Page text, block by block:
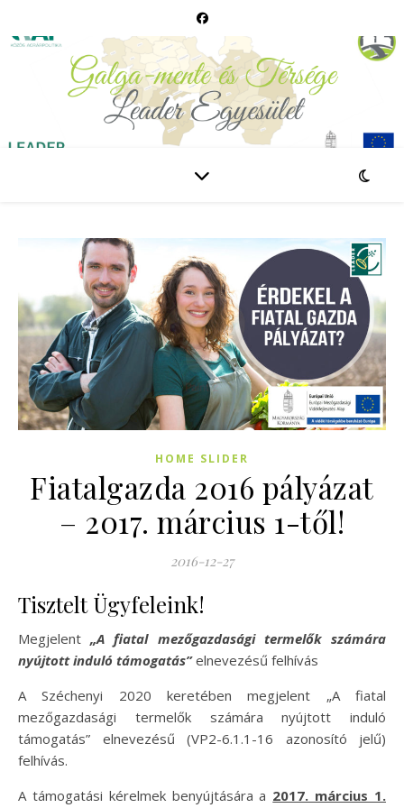
HOME SLIDER
Fiatalgazda 2016 pályázat
– 2017. március 1-től!
2016-12-27
Tisztelt Ügyfeleink!
Megjelent„A fiatal mezőgazdasági termelők számára
nyújtott induló támogatás”elnevezésű felhívás
A Széchenyi 2020 keretében megjelent „A fiatal
mezőgazdasági termelők számára nyújtott induló
támogatás” elnevezésű (VP2-6.1.1-16 azonosító jelű)
felhívás.
A támogatási kérelmek benyújtására a 2017. március 1.